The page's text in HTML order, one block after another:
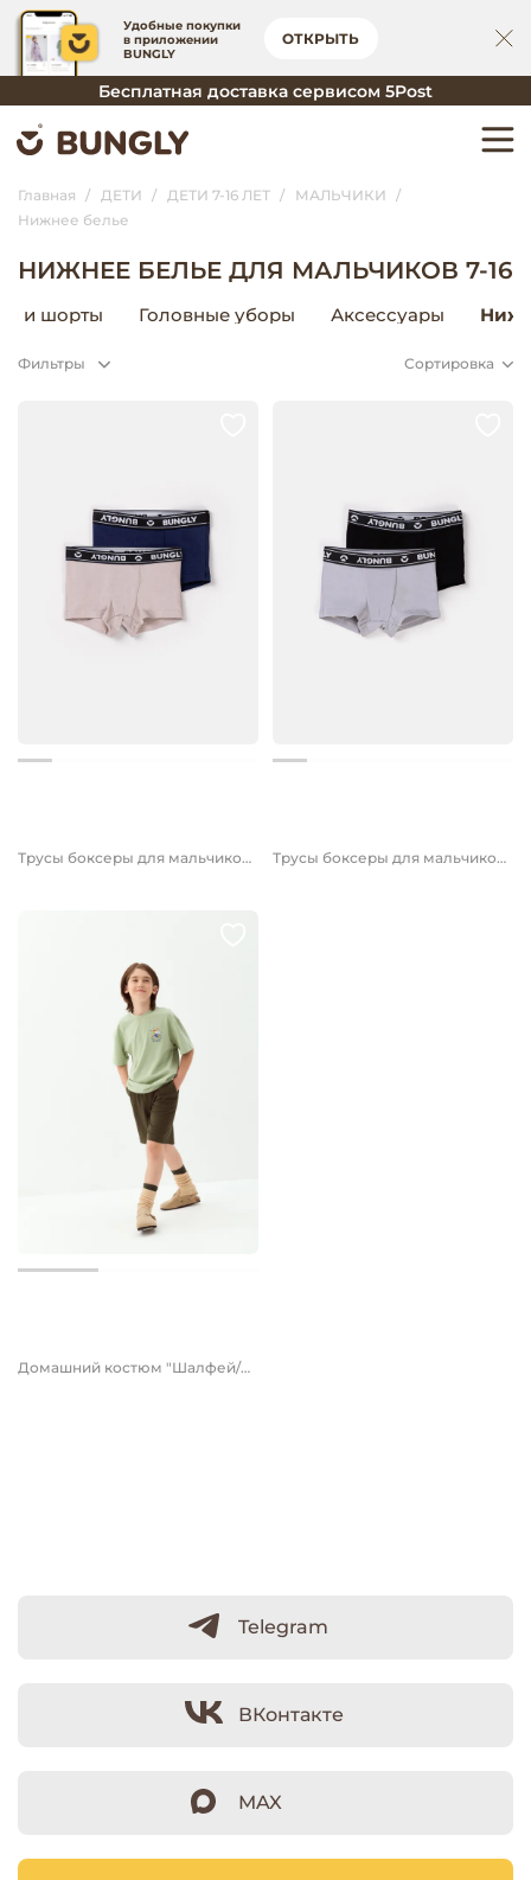
Удобные покупки
в приложении
BUNGLY
ОТКРЫТЬ
Бесплатная доставка сервисом 5Post
Главная ДЕТИ ДЕТИ 7-16 ЛЕТ
МАЛЬЧИКИ
Нижнее белье
НИЖНЕЕ БЕЛЬЕ ДЛЯ МАЛЬЧИКОВ 7-16
и шорты Головные уборы Аксессуары
Сортировка
Фильтры
Трусы боксеры для мальчиков "Нюд/Гроза" 2 шт 7+ Трусы боксеры для мальчиков "Уголь/Туман" 2 шт 7+
Домашний костюм "Шалфей/Хаки" 7+
Telegram
ВКонтакте
MAX